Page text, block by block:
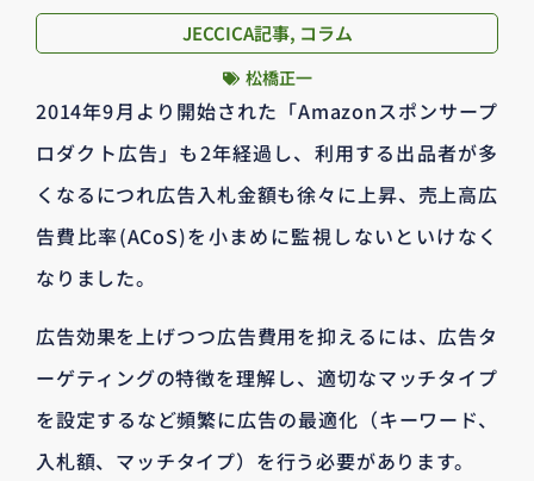
JECCICA記事, コラム
松橋正一
2014年9月より開始された「Amazonスポンサープ
ロダクト広告」も2年経過し、利用する出品者が多
くなるにつれ広告入札金額も徐々に上昇、売上高広
告費比率(ACoS)を小まめに監視しないといけなく
なりました。
広告効果を上げつつ広告費用を抑えるには、広告タ
ーゲティングの特徴を理解し、適切なマッチタイプ
を設定するなど頻繁に広告の最適化（キーワード、
入札額、マッチタイプ）を行う必要があります。